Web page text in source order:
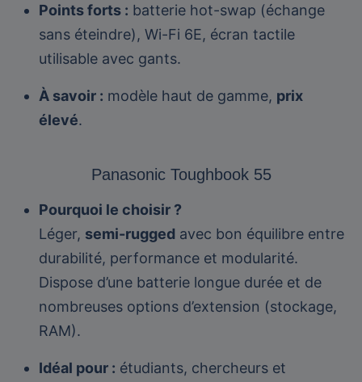
Points forts : batterie hot-swap (échange
sans éteindre), Wi-Fi 6E, écran tactile
utilisable avec gants.
À savoir : modèle haut de gamme, prix
élevé.
Panasonic Toughbook 55
Pourquoi le choisir ?
Léger, semi-rugged avec bon équilibre entre
durabilité, performance et modularité.
Dispose d’une batterie longue durée et de
nombreuses options d’extension (stockage,
RAM).
Idéal pour : étudiants, chercheurs et